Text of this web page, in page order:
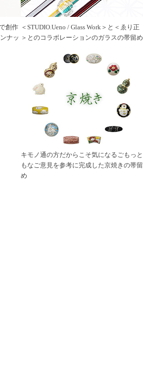
創作
ナッ
＜STUDIO.Ueno / Glass Work＞と＜ゑり正
＞とのコラボレーションのガラスの帯留め
キモノ通の方だからこそ気になるごもっと
もなご意見を参考に完成した京焼きの帯留
め